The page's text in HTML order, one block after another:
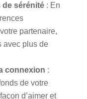
de sérénité: En
partenaire,
avec plus de
connexion :
de votre
d’aimer et